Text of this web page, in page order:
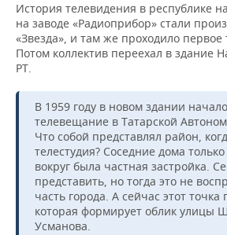
История телевидения в республике
на заводе «Радиоприбор» стали
«Звезда», и там же проходило
Потом коллектив переехал в здание
РТ.
В 1959 году в новом здании
телевещание в Татарской
Что собой представлял район,
телестудия? Соседние дома
вокруг была частная застройка.
представить, но тогда это не
часть города. А сейчас этот
которая формирует облик улицы
Усманова.